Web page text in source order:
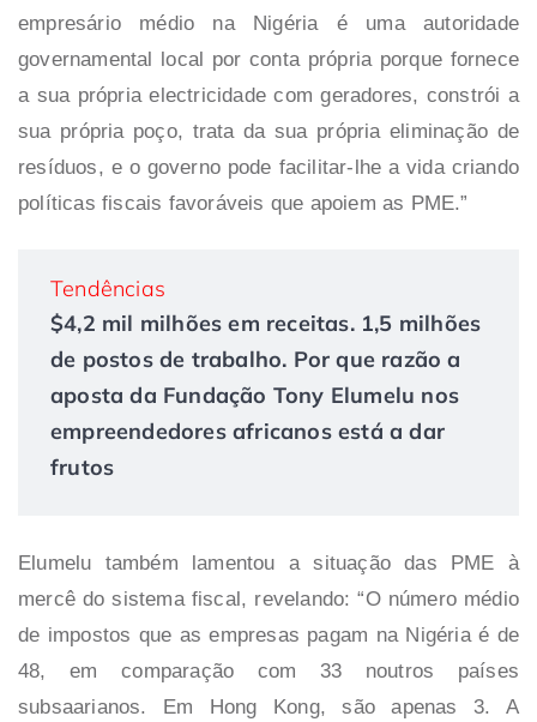
empresário médio na Nigéria é uma autoridade
governamental local por conta própria porque fornece
a sua própria electricidade com geradores, constrói a
sua própria poço, trata da sua própria eliminação de
resíduos, e o governo pode facilitar-lhe a vida criando
políticas fiscais favoráveis que apoiem as PME.”
Tendências
$4,2 mil milhões em receitas. 1,5 milhões
de postos de trabalho. Por que razão a
aposta da Fundação Tony Elumelu nos
empreendedores africanos está a dar
frutos
Elumelu também lamentou a situação das PME à
mercê do sistema fiscal, revelando: “O número médio
de impostos que as empresas pagam na Nigéria é de
48, em comparação com 33 noutros países
subsaarianos. Em Hong Kong, são apenas 3. A